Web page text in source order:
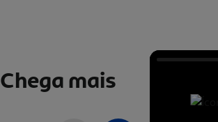
Chega mais